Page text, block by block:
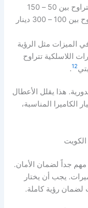
والخارجية. الكاميرات الداخلية تتراوح بين 50 – 150
دينار كويتي. بينما الخارجية تتراوح بين 100 – 300 دينار
الميزات مثل الرؤية
اللاسلكية تتراوح
12
.
هذا يقلل الأعطال
الكاميرا المناسبة،
مهم جداً لضمان الأمان.
يجب أن يختار
لضمان رؤية كاملة.